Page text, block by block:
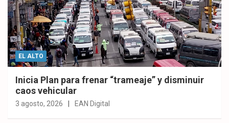
EL ALTO
Inicia Plan para frenar “trameaje” y disminuir
caos vehicular
3 agosto, 2026 EAN Digital